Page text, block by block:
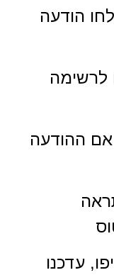
הודעה
לרשימה
ההודעה
עדכנו